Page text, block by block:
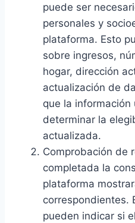
puede ser
personales y
plataforma. Esto
sobre ingresos,
hogar, dirección
actualización de
que la información
determinar la
actualizada.
Comprobación de
completada la
plataforma
correspondientes.
pueden indicar si